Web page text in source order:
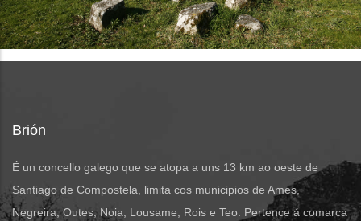
Brión
É un concello galego que se atopa a uns 13 km ao oeste de
Santiago de Compostela, limita cos municipios de Ames,
Negreira, Outes, Noia, Lousame, Rois e Teo. Pertence á comarca